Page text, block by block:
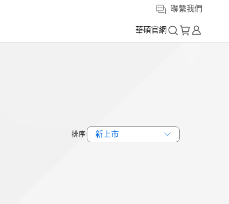
聯繫我們
華碩官網
排序: 新上市